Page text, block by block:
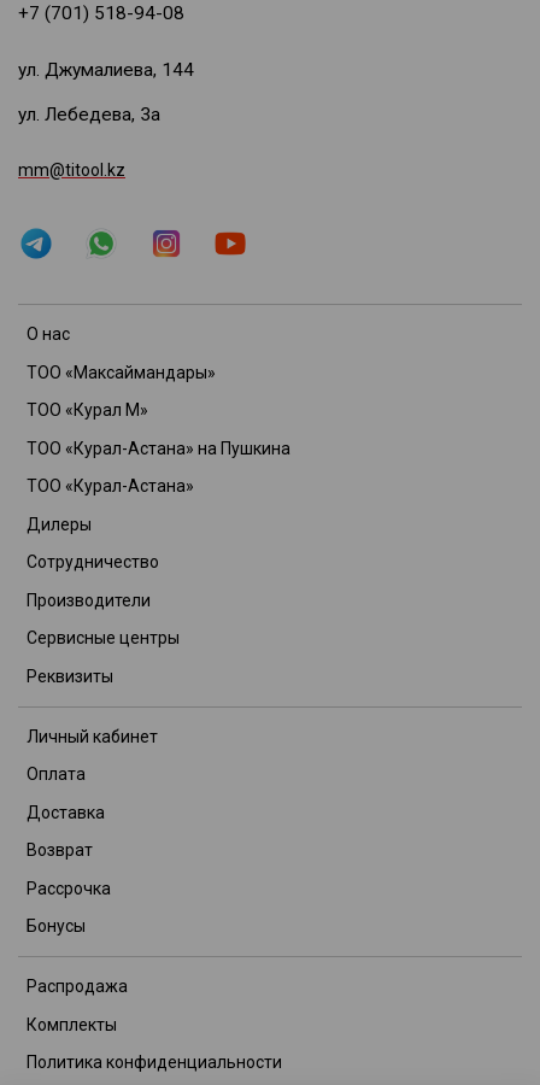
О нас
ТОО «Максаймандары»
ТОО «Курал М»
ТОО «Курал-Астана» на Пушкина
ТОО «Курал-Астана»
Дилеры
Сотрудничество
Производители
Сервисные центры
Реквизиты
Личный кабинет
Оплата
Доставка
Возврат
Рассрочка
Бонусы
Распродажа
Комплекты
Политика конфиденциальности
+7 (701) 518-94-08
ул. Джумалиева, 144
ул. Лебедева, 3а
mm@titool.kz